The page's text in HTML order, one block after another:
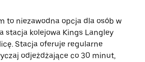
to niezawodna opcja dla osób w
stacja kolejowa Kings Langley
Stacja oferuje regularne
odjeżdżające co 30 minut,